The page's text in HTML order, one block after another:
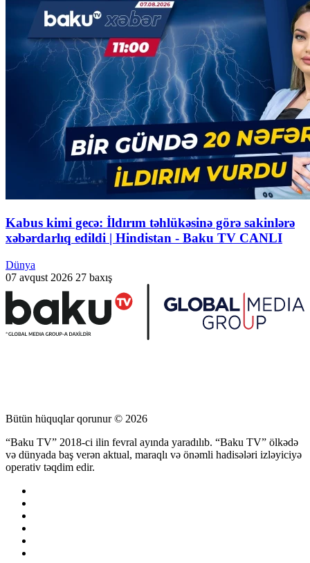
Kabus kimi gecə: İldırım təhlükəsinə görə sakinlərə
xəbərdarlıq edildi | Hindistan - Baku TV CANLI
Dünya
07 avqust 2026 27 baxış
Bütün hüquqlar qorunur © 2026
“Baku TV” 2018-ci ilin fevral ayında yaradılıb. “Baku TV” ölkədə
və dünyada baş verən aktual, maraqlı və önəmli hadisələri izləyiciyə
operativ təqdim edir.